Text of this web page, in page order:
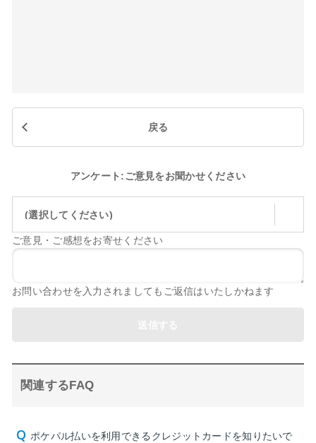
戻る
アンケート:ご意見をお聞かせください
(選択してください)
ご意見・ご感想をお寄せください
お問い合わせを入力されましてもご返信はいたしかねます
関連するFAQ
ポケパル払いを利用できるクレジットカードを知りたいで